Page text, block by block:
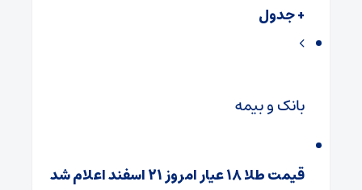
+ جدول
بانک و بیمه
قیمت طلا ۱۸ عیار امروز ۲۱ اسفند اعلام شد